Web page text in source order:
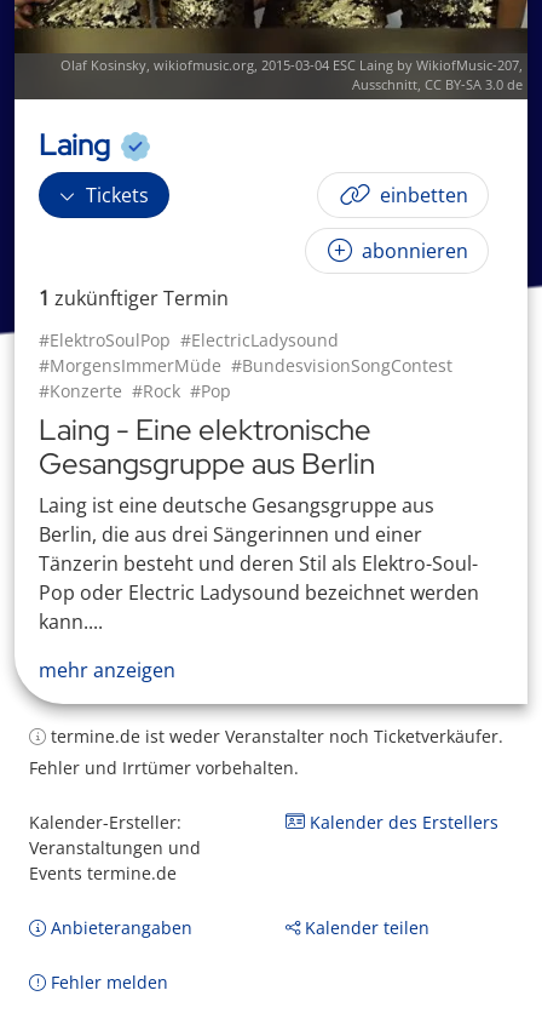
Olaf Kosinsky, wikiofmusic.org, 2015-03-04 ESC Laing by WikiofMusic-207,
Ausschnitt, CC BY-SA 3.0 de
Laing
Tickets einbetten
abonnieren
1 zukünftigerTermin
#ElektroSoulPop #ElectricLadysound
#MorgensImmerMüde #BundesvisionSongContest
#Konzerte #Rock #Pop
Laing - Eine elektronische
Gesangsgruppe aus Berlin
Laing ist eine deutsche Gesangsgruppe aus
Berlin, die aus drei Sängerinnen und einer
Tänzerin besteht und deren Stil als Elektro-Soul-
Pop oder Electric Ladysound bezeichnet werden
kann....
mehr anzeigen
termine.de ist weder Veranstalter noch Ticketverkäufer.
Fehler und Irrtümer vorbehalten.
Kalender-Ersteller:
Veranstaltungen und
Events termine.de
Kalender des Erstellers
Anbieterangaben Kalender teilen
Fehler melden